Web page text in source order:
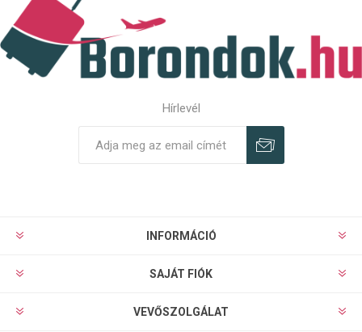
Hírlevél
INFORMÁCIÓ
SAJÁT FIÓK
VEVŐSZOLGÁLAT